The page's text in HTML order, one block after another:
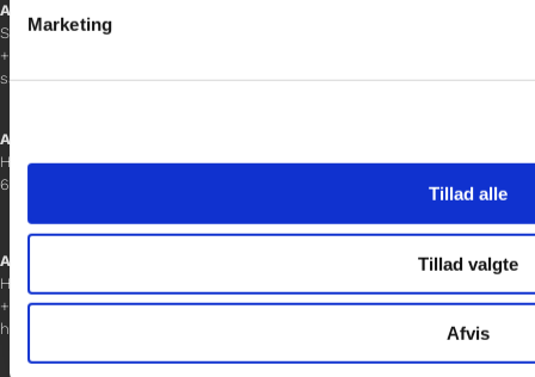
Marketing
Tillad alle
Tillad valgte
Afvis
Afdelingschef
Sanne Hansen
+45 23 69 19 35
sanne.h@gladfonden.dk
Aabenraa
H P Hanssens Gade 23, 2.
6200 Aabenraa
Afdelingschef
Helene Teichert
+45 29 37 32 41
helene.t@gladfonden.dk